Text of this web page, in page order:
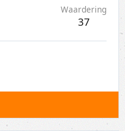
Waardering
37